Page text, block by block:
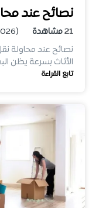
نصائح عند
21مشاهدة
(1/22/2026)
نصائح عند محاولة
الأثاث بسرعة يظن
تابع القراءة